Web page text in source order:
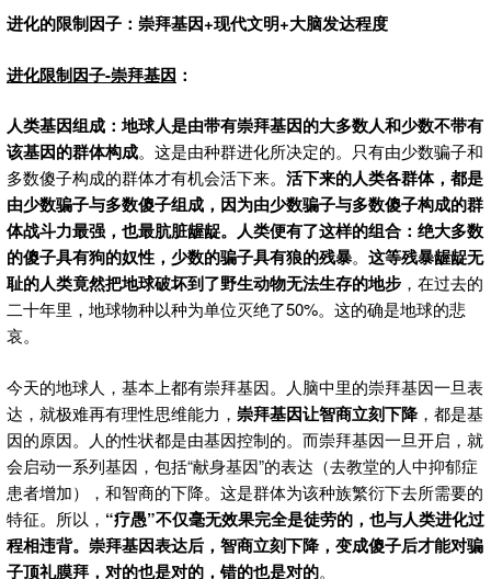
进化的限制因子：崇拜基因+现代文明+大脑发达程度
进化限制因子-崇拜基因 ：
人类基因组成：地球人是由带有崇拜基因的大多数人和少数不带有
该基因的群体构成。这是由种群进化所决定的。只有由少数骗子和
多数傻子构成的群体才有机会活下来。 活下来的人类各群体，都是
由少数骗子与多数傻子组成，因为由少数骗子与多数傻子构成的群
体战斗力最强，也最肮脏龌龊。人类便有了这样的组合：绝大多数
的傻子具有狗的奴性，少数的骗子具有狼的残暴。 这等残暴龌龊无
耻的人类竟然把地球破坏到了野生动物无法生存的地步 ，在过去的
二十年里，地球物种以种为单位灭绝了50%。这的确是地球的悲
哀。
今天的地球人，基本上都有崇拜基因。人脑中里的崇拜基因一旦表
达，就极难再有理性思维能力， 崇拜基因让智商立刻下降，都是基
因的原因。人的性状都是由基因控制的。而崇拜基因一旦开启，就
会启动一系列基因，包括“献身基因”的表达（去教堂的人中抑郁症
患者增加），和智商的下降。这是群体为该种族繁衍下去所需要的
特征。所以， “疗愚”不仅毫无效果完全是徒劳的，也与人类进化过
程相违背。崇拜基因表达后，智商立刻下降，变成傻子后才能对骗
子顶礼膜拜，对的也是对的，错的也是对的。